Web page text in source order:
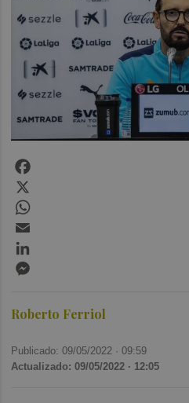
Roberto Ferriol
Publicado: 09/05/2022 ·09:59
Actualizado: 09/05/2022 · 12:05